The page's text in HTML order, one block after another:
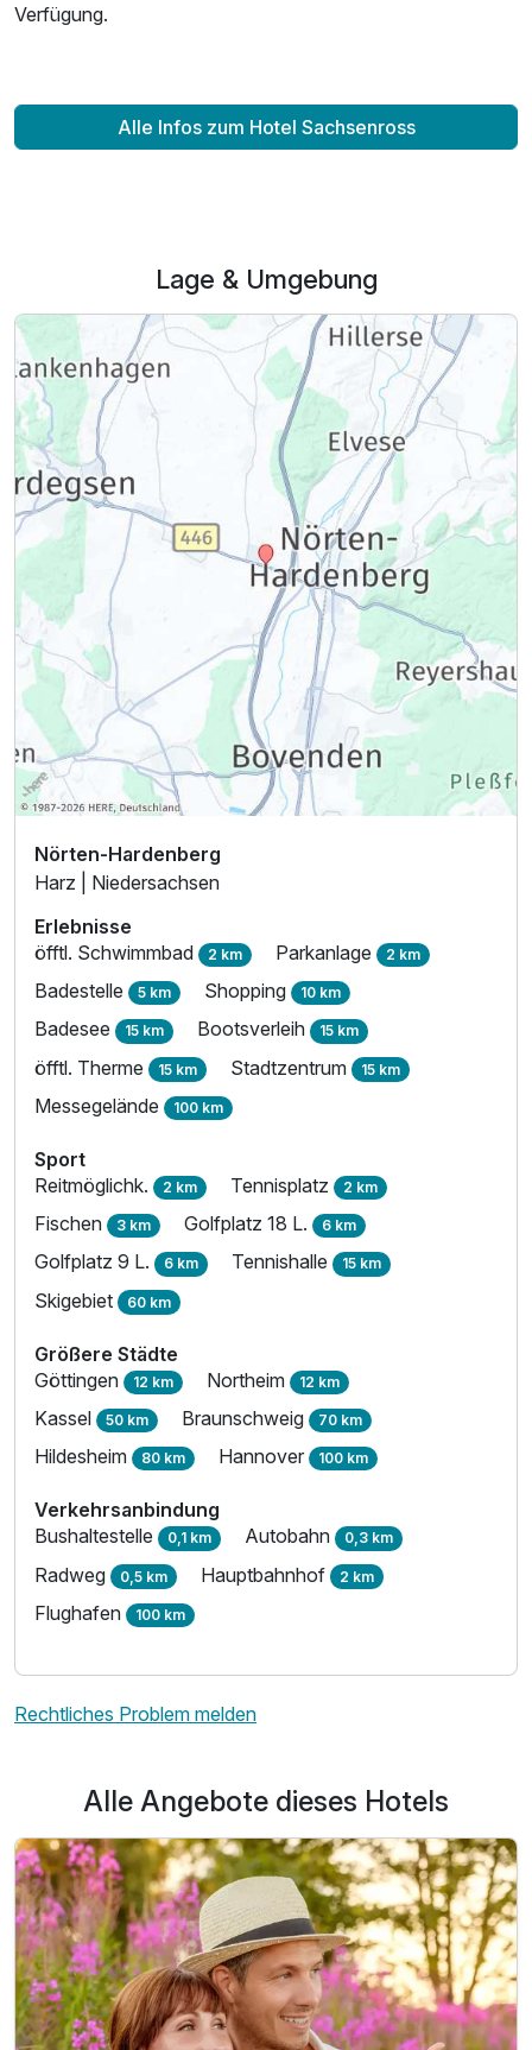
Ausstattung
Zusatznächte
Für 7 Tage p.P. ab 575,00 €
Einzelzimmer
1 Erwachsenen
Verfügung.
Alle Infos zum Hotel Sachsenross
Lage & Umgebung
Nörten-Hardenberg
Harz | Niedersachsen
Erlebnisse
öfftl. Schwimmbad 2 km Parkanlage 2 km
Badestelle 5 km Shopping 10 km
Badesee 15 km Bootsverleih 15 km
öfftl. Therme 15 km Stadtzentrum 15 km
Messegelände 100 km
Sport
Reitmöglichk. 2 km Tennisplatz 2 km
Fischen 3 km Golfplatz 18 L. 6 km
Golfplatz 9 L. 6 km Tennishalle 15 km
Skigebiet 60 km
Größere Städte
Göttingen 12 km Northeim 12 km
Kassel 50 km Braunschweig 70 km
Hildesheim 80 km Hannover 100 km
Verkehrsanbindung
Bushaltestelle 0,1 km Autobahn 0,3 km
Radweg 0,5 km Hauptbahnhof 2 km
Flughafen 100 km
Rechtliches Problem melden
Alle Angebote dieses Hotels